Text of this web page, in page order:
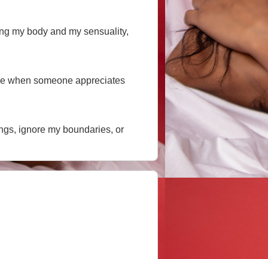
my body and my sensuality,
when someone appreciates
ignore my boundaries, or